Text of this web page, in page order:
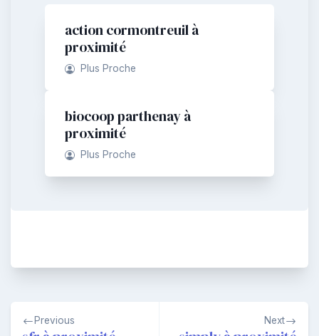
action cormontreuil à
proximité
Plus Proche
biocoop parthenay à
proximité
Plus Proche
Navigation
Previous Next